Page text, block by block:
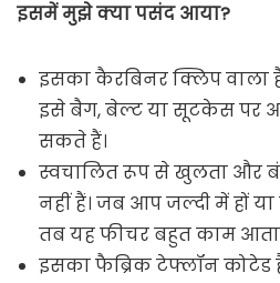
इसमें मुझे क्या पसंद आया?
इसका कैरबिनर क्लिप
इसे बैग, बेल्ट या सूटकेस पर
सकते हैं।
स्वचालित रूप से खुलता और
नहीं हैं। जब आप जल्दी में हों या
तब यह फीचर बहुत काम आता
इसका फैब्रिक टेफ्लॉन कोटेड